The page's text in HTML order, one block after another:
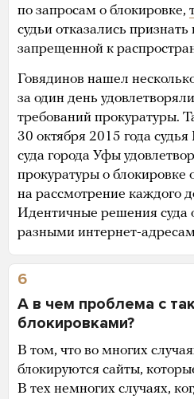
по запросам о блокировке,
судьи отказались
запрещенной к
Говядинов нашел
за один день
требований прокуратуры.
30 октября 2015 года
суда города Уфы
прокуратуры о блокировке
на рассмотрение каждого
Идентичные решения суда
разными интернет-
6
А в чем проблема с
блокировками?
В том, что во многих
блокируются сайты,
В тех немногих случаях,